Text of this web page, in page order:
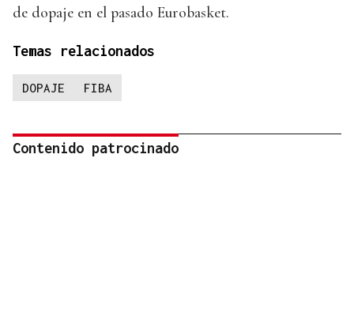
de dopaje en el pasado Eurobasket.
Temas relacionados
DOPAJE FIBA
Contenido patrocinado